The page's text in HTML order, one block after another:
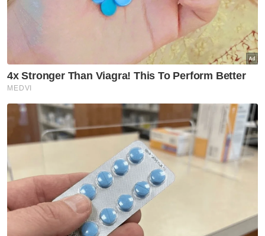
berkembar, memotong barisan dan tidak
mematuhi lampu isyarat,” katanya.
Berita Telus & Tulus menerusi E-Mel setiap
hari!
Beliau berkata, bagi kesalahan keenam pula